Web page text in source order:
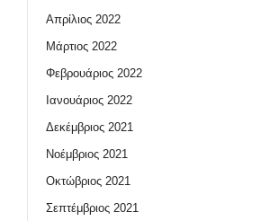
Απρίλιος 2022
Μάρτιος 2022
Φεβρουάριος 2022
Ιανουάριος 2022
Δεκέμβριος 2021
Νοέμβριος 2021
Οκτώβριος 2021
Σεπτέμβριος 2021